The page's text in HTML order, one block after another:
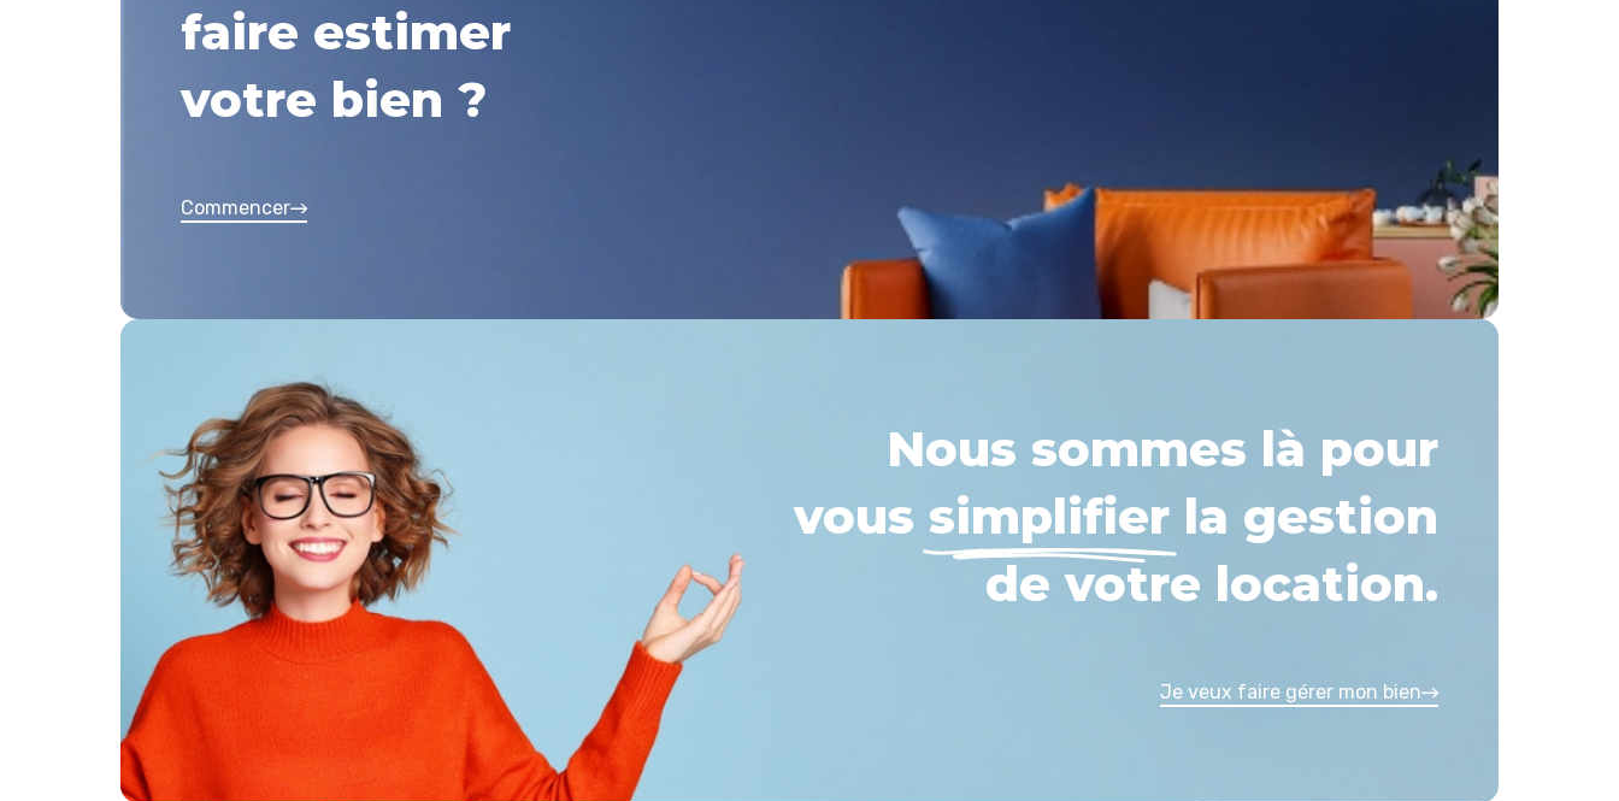
faire estimer
votre bien ?
Commencer
Nous sommes là pour
vous simplifier la gestion
de votre location.
Je veux faire gérer mon bien